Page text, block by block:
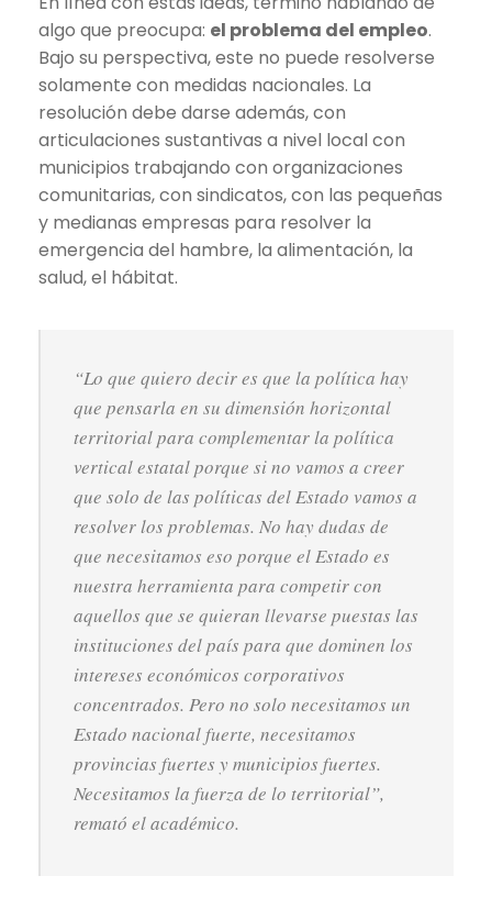
algo que preocupa: el problema del empleo.
Bajo su perspectiva, este no puede resolverse
solamente con medidas nacionales. La
resolución debe darse además, con
articulaciones sustantivas a nivel local con
municipios trabajando con organizaciones
comunitarias, con sindicatos, con las pequeñas
y medianas empresas para resolver la
emergencia del hambre, la alimentación, la
salud, el hábitat.
“Lo que quiero decir es que la política hay
que pensarla en su dimensión horizontal
territorial para complementar la política
vertical estatal porque si no vamos a creer
que solo de las políticas del Estado vamos a
resolver los problemas. No hay dudas de
que necesitamos eso porque el Estado es
nuestra herramienta para competir con
aquellos que se quieran llevarse puestas las
instituciones del país para que dominen los
intereses económicos corporativos
concentrados. Pero no solo necesitamos un
Estado nacional fuerte, necesitamos
provincias fuertes y municipios fuertes.
Necesitamos la fuerza de lo territorial”,
remató el académico.